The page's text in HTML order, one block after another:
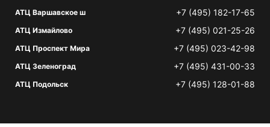
АТЦ Варшавское ш +7 (495) 182-17-65
АТЦ Измайлово +7 (495) 021-25-26
АТЦ Проспект Мира +7 (495) 023-42-98
АТЦ Зеленоград +7 (495) 431-00-33
АТЦ Подольск +7 (495) 128-01-88